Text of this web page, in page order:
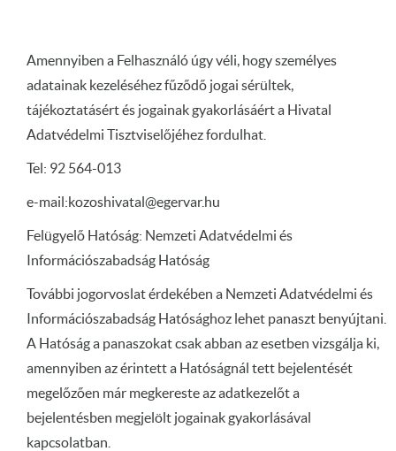
Amennyiben a Felhasználó úgy véli, hogy személyes
adatainak kezeléséhez fűződő jogai sérültek,
tájékoztatásért és jogainak gyakorlásáért a Hivatal
Adatvédelmi Tisztviselőjéhez fordulhat.
Tel: 92 564-013
e-mail:kozoshivatal@egervar.hu
Felügyelő Hatóság: Nemzeti Adatvédelmi és
Információszabadság Hatóság
További jogorvoslat érdekében a Nemzeti Adatvédelmi és
Információszabadság Hatósághoz lehet panaszt benyújtani.
A Hatóság a panaszokat csak abban az esetben vizsgálja ki,
amennyiben az érintett a Hatóságnál tett bejelentését
megelőzően már megkereste az adatkezelőt a
bejelentésben megjelölt jogainak gyakorlásával
kapcsolatban.